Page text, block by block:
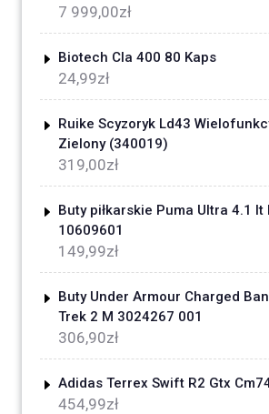
7 999,00zł
Biotech Cla 400 80 Kaps
24,99zł
Ruike Scyzoryk Ld43
Zielony (340019)
319,00zł
Buty piłkarskie Puma Ultra 4.1 It
10609601
149,99zł
Buty Under Armour Charged
Trek 2 M 3024267 001
306,90zł
Adidas Terrex Swift R2 Gtx
454,99zł